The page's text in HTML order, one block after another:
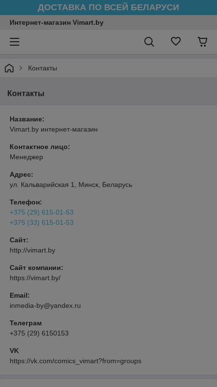
ДОСТАВКА ПО ВСЕЙ БЕЛАРУСИ
Интернет-магазин Vimart.by
Контакты
Контакты
Название:
Vimart.by интернет-магазин
Контактное лицо:
Менеджер
Адрес:
ул. Кальварийская 1, Минск, Беларусь
Телефон:
+375 (29) 615-01-53
+375 (33) 615-01-53
Сайт:
http://vimart.by
Сайт компании:
https://vimart.by/
Email:
inmedia-by@yandex.ru
Телеграм
+375 (29) 6150153
VK
https://vk.com/comics_vimart?from=groups